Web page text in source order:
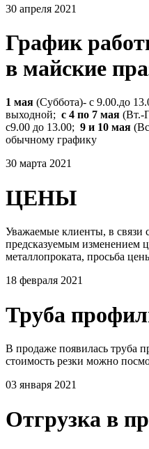
30 апреля 2021
График
в майские
1 мая (Суббота)- с 9.00.до
выходной; с 4 по 7 мая (Вт.-
с9.00 до 13.00; 9 и 10 мая
обычному графику
30 марта 2021
ЦЕНЫ
Уважаемые клиенты, в связи
предсказуемым изменением
металлопроката, просьба
18 февраля 2021
Труба
В продаже появилась труба
стоимость резки можно
03 января 2021
Отгрузка в